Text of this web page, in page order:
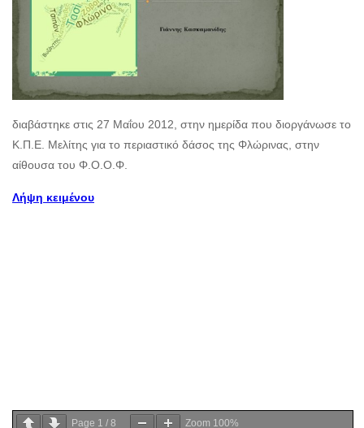
διαβάστηκε στις 27 Μαΐου 2012, στην ημερίδα που διοργάνωσε το
Κ.Π.Ε. Μελίτης για το περιαστικό δάσος της Φλώρινας, στην
αίθουσα του Φ.Ο.Ο.Φ.
Λήψη κειμένου
Page 1 / 8 Zoom 100%